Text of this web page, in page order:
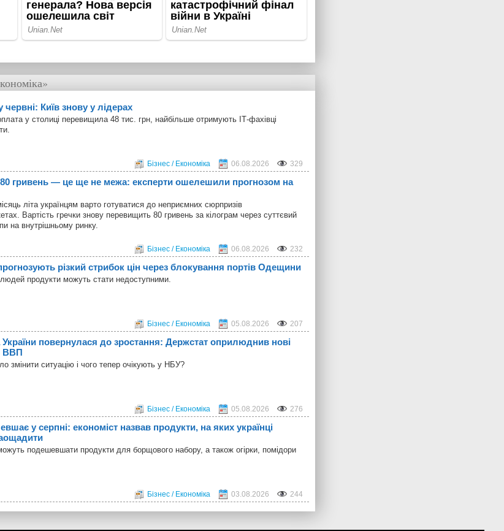
червні: Київ знову у лідерах
у столиці перевищила 48 тис. грн, найбільше отримують ІТ-фахівці
Бізнес / Економіка 06.08.2026 329
80 гривень — це ще не межа: експерти ошелешили прогнозом на
літа українцям варто готуватися до неприємних сюрпризів
Вартість гречки знову перевищить 80 гривень за кілограм через суттєвий
на внутрішньому ринку.
Бізнес / Економіка 06.08.2026 232
різкий стрибок цін через блокування портів Одещини
продукти можуть стати недоступними.
Бізнес / Економіка 05.08.2026 207
України повернулася до зростання: Держстат оприлюднив нові
ВВП
змінити ситуацію і чого тепер очікують у НБУ?
Бізнес / Економіка 05.08.2026 276
у серпні: економіст назвав продукти, на яких українці
подешевшати продукти для борщового набору, а також огірки, помідори
Бізнес / Економіка 03.08.2026 244